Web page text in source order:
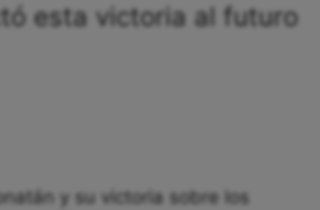
esta victoria al futuro
y su victoria sobre los